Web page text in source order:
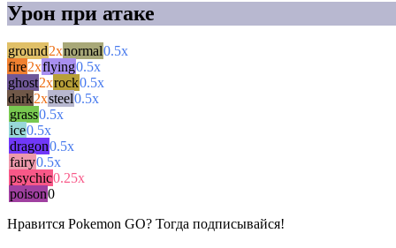
Урон при атаке
ground2xnormal0.5x
fire2xflying0.5x
ghost2xrock0.5x
dark2xsteel0.5x
grass0.5x
ice0.5x
dragon0.5x
fairy0.5x
psychic0.25x
poison0
Нравится Pokemon GO? Тогда подписывайся!